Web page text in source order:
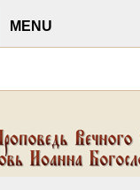
MENU